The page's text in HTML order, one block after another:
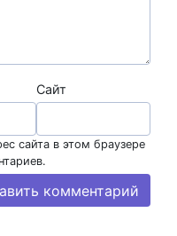
Сайт
сайта в этом браузере